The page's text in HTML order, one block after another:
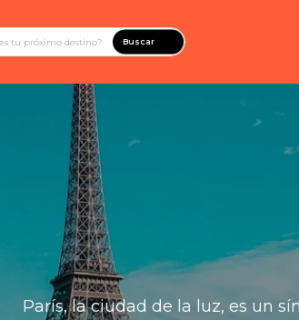
Buscar
París, la ciudad de la luz, es un